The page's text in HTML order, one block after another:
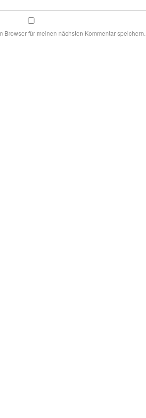
Browser für meinen nächsten Kommentar speichern.